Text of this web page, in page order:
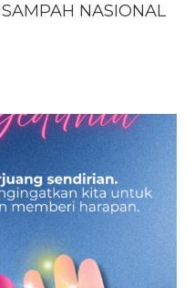
NASIONAL